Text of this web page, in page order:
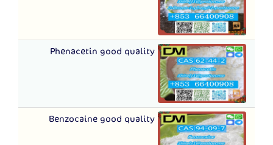
Phenacetin good quality
Benzocaine good quality